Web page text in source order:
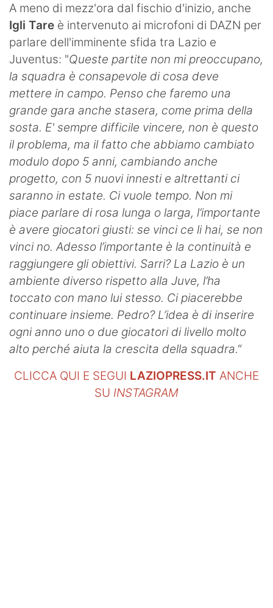
A meno di mezz'ora dal fischio d'inizio, anche
Igli Tare è intervenuto ai microfoni di DAZN per
parlare dell'imminente sfida tra Lazio e
Juventus: "Queste partite non mi preoccupano,
la squadra è consapevole di cosa deve
mettere in campo. Penso che faremo una
grande gara anche stasera, come prima della
sosta. E' sempre difficile vincere, non è questo
il problema, ma il fatto che abbiamo cambiato
modulo dopo 5 anni, cambiando anche
progetto, con 5 nuovi innesti e altrettanti ci
saranno in estate. Ci vuole tempo. Non mi
piace parlare di rosa lunga o larga, l’importante
è avere giocatori giusti: se vinci ce li hai, se non
vinci no. Adesso l’importante è la continuità e
raggiungere gli obiettivi. Sarri? La Lazio è un
ambiente diverso rispetto alla Juve, l’ha
toccato con mano lui stesso. Ci piacerebbe
continuare insieme. Pedro? L’idea è di inserire
ogni anno uno o due giocatori di livello molto
alto perché aiuta la crescita della squadra."
CLICCA QUI E SEGUI LAZIOPRESS.IT ANCHE
SU INSTAGRAM